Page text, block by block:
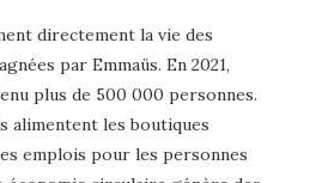
directement la vie des
par Emmaüs. En 2021,
plus de 500 000 personnes.
alimentent les boutiques
emplois pour les personnes